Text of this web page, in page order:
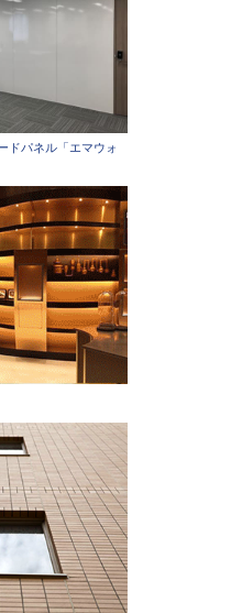
ドパネル「エマウォ